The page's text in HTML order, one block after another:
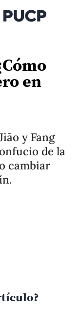
en
y Fang
de la
cambiar